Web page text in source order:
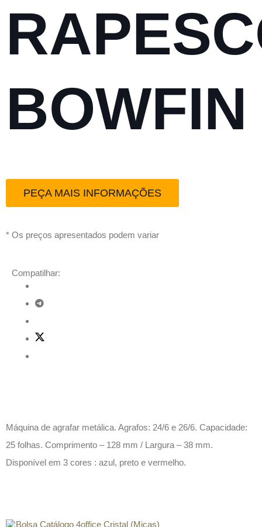
BOWFIN
PEÇA MAIS INFORMAÇÕES
* Os preços apresentados podem variar
Compatilhar:
Máquina de agrafar metálica. Agrafos: 24/6 e 26/6. Capacidade:
25 folhas. Comprimento – 128 mm / Largura – 38 mm.
Disponível em 3 cores : azul, preto e vermelho.